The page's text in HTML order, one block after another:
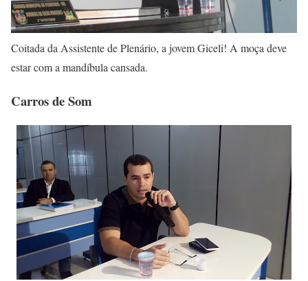
Coitada da Assistente de Plenário, a jovem Giceli! A moça deve
estar com a mandíbula cansada.
Carros de Som